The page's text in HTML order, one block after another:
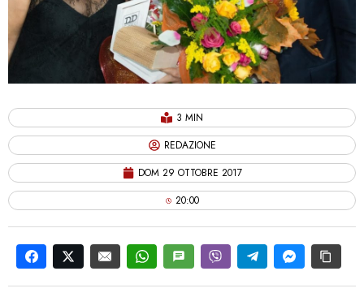
3 MIN
REDAZIONE
DOM 29 OTTOBRE 2017
20:00